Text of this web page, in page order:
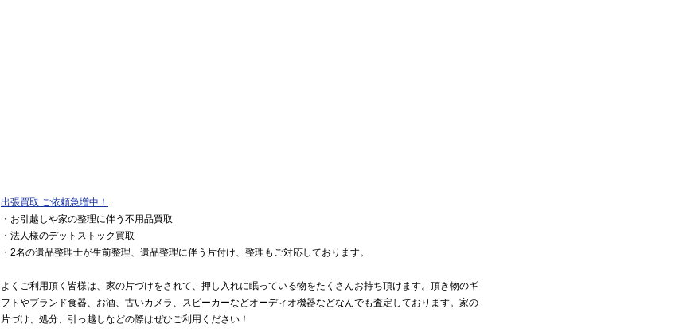
出張買取 ご依頼急増中！
・お引越しや家の整理に伴う不用品買取
・法人様のデットストック買取
・2名の遺品整理士が生前整理、遺品整理に伴う片付け、整理もご対応しております。
よくご利用頂く皆様は、家の片づけをされて、押し入れに眠っている物をたくさんお持ち頂けます。頂き物のギ
フトやブランド食器、お酒、古いカメラ、スピーカーなどオーディオ機器などなんでも査定しております。家の
片づけ、処分、引っ越しなどの際はぜひご利用ください！